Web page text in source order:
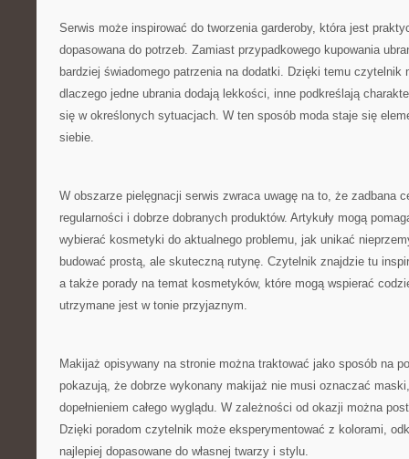
Serwis może inspirować do tworzenia garderoby, która jest
dopasowana do potrzeb. Zamiast przypadkowego kupowania
bardziej świadomego patrzenia na dodatki. Dzięki temu czytelnik
dlaczego jedne ubrania dodają lekkości, inne podkreślają
się w określonych sytuacjach. W ten sposób moda staje się
siebie.
W obszarze pielęgnacji serwis zwraca uwagę na to, że zadbana
regularności i dobrze dobranych produktów. Artykuły mogą
wybierać kosmetyki do aktualnego problemu, jak unikać
budować prostą, ale skuteczną rutynę. Czytelnik znajdzie tu
a także porady na temat kosmetyków, które mogą wspierać
utrzymane jest w tonie przyjaznym.
Makijaż opisywany na stronie można traktować jako sposób na
pokazują, że dobrze wykonany makijaż nie musi oznaczać
dopełnieniem całego wyglądu. W zależności od okazji można
Dzięki poradom czytelnik może eksperymentować z kolorami,
najlepiej dopasowane do własnej twarzy i stylu.